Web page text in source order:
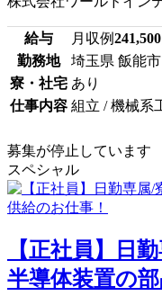
給与 月収例241,500
勤務地
埼玉県 飯能市
寮・社宅 あり
仕事内容 組立 / 機械系
募集が停止しています
スペシャル
【正社員】日
半導体装置の